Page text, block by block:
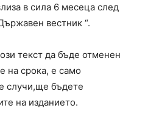
в сила 6 месеца след
вестник “.
текст да бъде отменен
на срока, е само
случи,ще бъдете
на изданието.